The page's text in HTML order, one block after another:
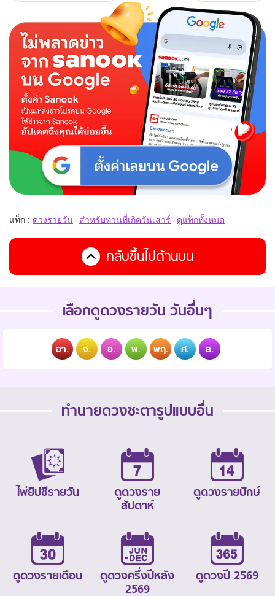
แท็ก : ดวงรายวัน สำหรับท่านที่เกิดวันเสาร์ ดูแท็กทั้งหมด
กลับขึ้นไปด้านบน
เลือกดูดวงรายวัน วันอื่นๆ
อา. จ. อ. พ. พฤ. ศ. ส.
ทำนายดวงชะตารูปแบบอื่น
ไพ่ยิปซีรายวัน
ดูดวงราย
สัปดาห์
ดูดวงรายปักษ์
ดูดวงรายเดือน
ดูดวงครึ่งปีหลัง
2569
ดูดวงปี 2569